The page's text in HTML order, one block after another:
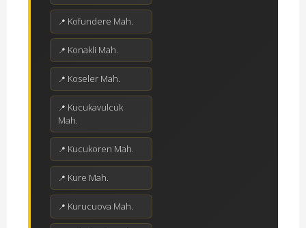
Kofundere Mah.
Konakli Mah.
Koseler Mah.
Kucukavulcuk
Mah.
Kucukoren Mah.
Kure Mah.
Kurucuova Mah.